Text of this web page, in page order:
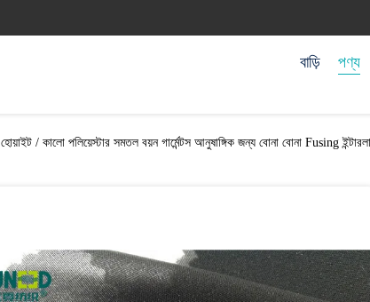
বাড়ি পণ্য
হোয়াইট / কালো পলিয়েস্টার সমতল বয়ন গার্মেন্টস আনুষাঙ্গিক জন্য বোনা বোনা Fusing